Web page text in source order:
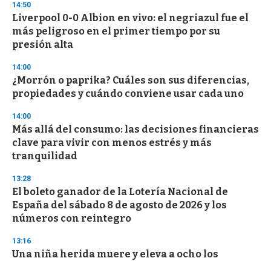
14:50
Liverpool 0-0 Albion en vivo: el negriazul fue el
más peligroso en el primer tiempo por su
presión alta
14:00
¿Morrón o paprika? Cuáles son sus diferencias,
propiedades y cuándo conviene usar cada uno
14:00
Más allá del consumo: las decisiones financieras
clave para vivir con menos estrés y más
tranquilidad
13:28
El boleto ganador de la Lotería Nacional de
España del sábado 8 de agosto de 2026 y los
números con reintegro
13:16
Una niña herida muere y eleva a ocho los